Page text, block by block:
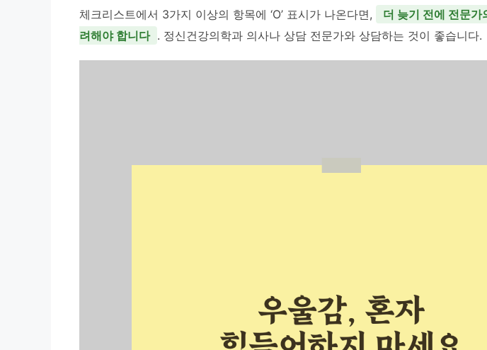
체크리스트에서 3가지 이상의 항목에 ‘O’ 표시가 나온다면,
더 늦기 전에 전문가
려해야 합니다 . 정신건강의학과 의사나 상담 전문가와 상담하는 것이 좋습니다.